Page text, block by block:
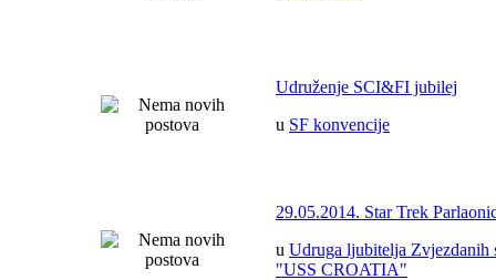
Udruženje SCI&FI jubilej
u SF konvencije
29.05.2014. Star Trek
u Udruga ljubitelja Zvjezdanih
"USS CROATIA"